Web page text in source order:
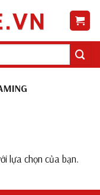
lựa chọn của bạn.